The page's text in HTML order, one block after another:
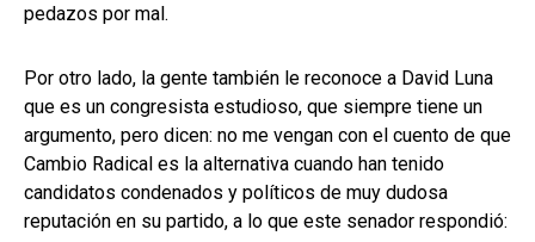
pedazos por mal.
Por otro lado, la gente también le reconoce a David Luna
que es un congresista estudioso, que siempre tiene un
argumento, pero dicen: no me vengan con el cuento de que
Cambio Radical es la alternativa cuando han tenido
candidatos condenados y políticos de muy dudosa
reputación en su partido, a lo que este senador respondió: